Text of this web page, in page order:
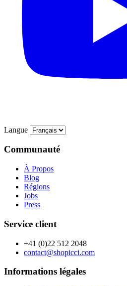
Langue
Communauté
À Propos
Blog
Régions
Jobs
Press
Service client
+41 (0)22 512 2048
contact@shopicci.com
Informations légales